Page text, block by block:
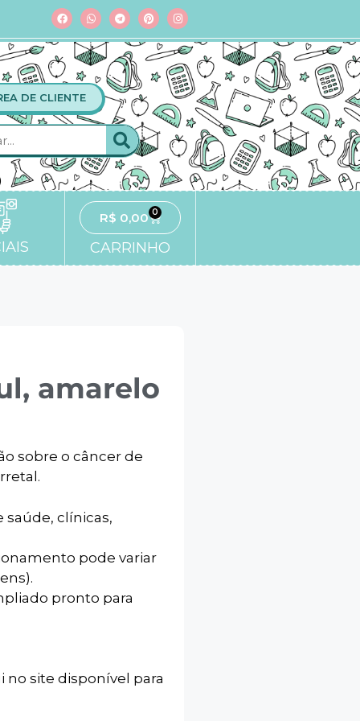
DE CLIENTE
R$ 0,00 0
CARRINHO
amarelo
sobre o câncer de
saúde, clínicas,
pode variar
pronto para
no site disponível para